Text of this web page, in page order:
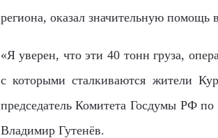
региона, оказал значительную
«Я уверен, что эти 40 тонн груза,
с которыми сталкиваются жители
председатель Комитета Госдумы РФ
Владимир Гутенёв.